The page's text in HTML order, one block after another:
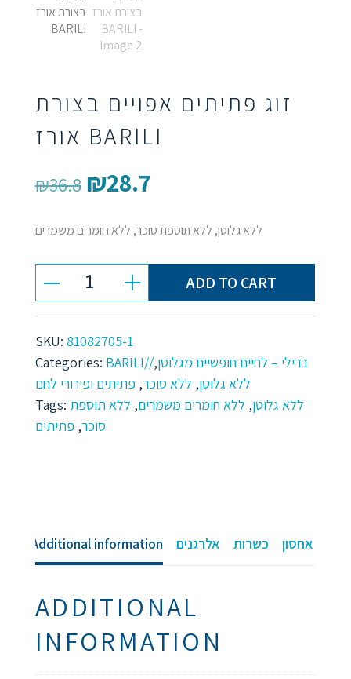
זוג פתיתים אפויים בצורת
אורז BARILI
₪36.8 Original
was:
₪36.8.
₪28.7Current
is:
₪28.7.
ללא גלוטן, ללא תוספת סוכר, ללא חומרים משמרים
זוג
פתיתים
אפויים
אורז
ADD TO CART
SKU: 81082705-1
Categories:
BARILI//ברילי – לחיים חופשיים מגלוטן,
ללא גלוטן, ללא סוכר,פתיתים ופירורי לחם
Tags:
ללא גלוטן, ללא חומרים משמרים, ללא תוספת
סוכר,פתיתים
Additional information אלרגנים כשרות אחסון
ADDITIONAL
INFORMATION